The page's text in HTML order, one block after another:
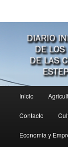
principal
Inicio
Contacto
Economia y